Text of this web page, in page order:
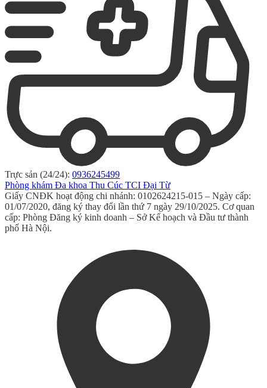
Trực sản (24/24): 0936245499
Phòng khám Đa khoa Thu Cúc TCI Đại Từ
Giấy CNĐK hoạt động chi nhánh: 0102624215-015 – Ngày cấp:
01/07/2020, đăng ký thay đổi lần thứ 7 ngày 29/10/2025. Cơ quan
cấp: Phòng Đăng ký kinh doanh – Sở Kế hoạch và Đầu tư thành
phố Hà Nội.